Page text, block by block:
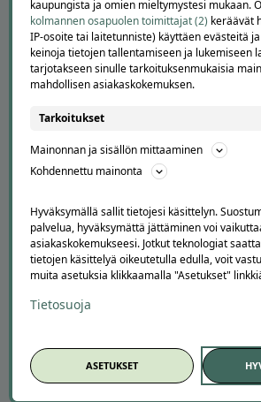
Kuinka Offerilla toimii
Usein kysytyt kysymykset
Suosittele Offerillaa
TUTUSTU MEIHIN
Tietoa meistä
Tilaa uutiskirje
Avoimet työpaikat
YRITYKSILLE
Markkinoi Offerillassa
Vaikuttajayhteistyö
Partneriportaali
LATAA APPI
kaupungista ja omien mieltymystesi mukaan.
kolmannen osapuolen toimittajat (2) keräävät
IP-osoite tai laitetunniste) käyttäen evästeitä
keinoja tietojen tallentamiseen ja lukemiseen
tarjotakseen sinulle tarkoituksenmukaisia
mahdollisen asiakaskokemuksen.
Tarkoitukset
Mainonnan ja sisällön mittaaminen
Kohdennettu mainonta
Hyväksymällä sallit tietojesi käsittelyn.
palvelua, hyväksymättä jättäminen voi
asiakaskokemukseesi. Jotkut teknologiat
tietojen käsittelyä oikeutetulla edulla, voit
muita asetuksia klikkaamalla "Asetukset"
Tietosuoja
ASETUKSET